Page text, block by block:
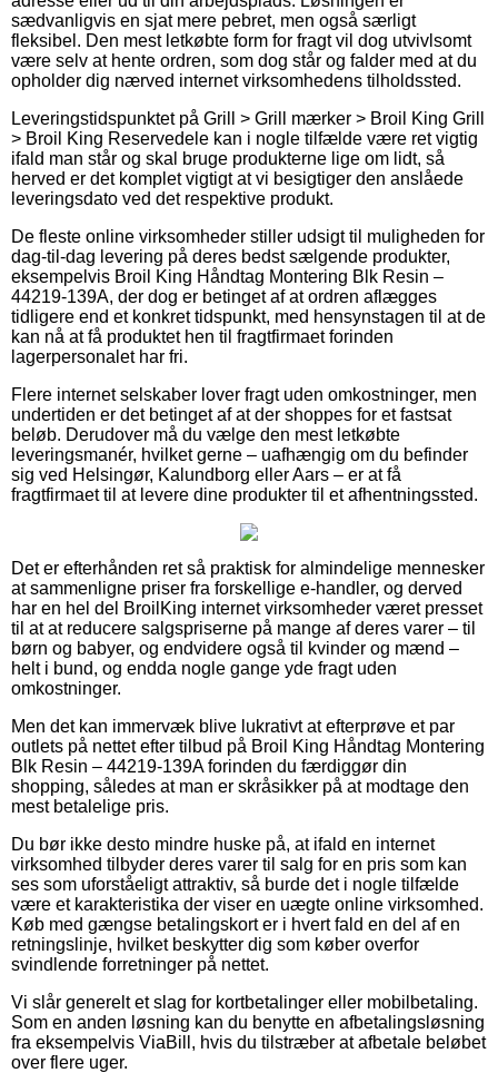
sædvanligvis en sjat mere pebret, men også særligt
fleksibel. Den mest letkøbte form for fragt vil dog utvivlsomt
være selv at hente ordren, som dog står og falder med at du
opholder dig nærved internet virksomhedens tilholdssted.
Leveringstidspunktet på Grill > Grill mærker > Broil King Grill
> Broil King Reservedele kan i nogle tilfælde være ret vigtig
ifald man står og skal bruge produkterne lige om lidt, så
herved er det komplet vigtigt at vi besigtiger den anslåede
leveringsdato ved det respektive produkt.
De fleste online virksomheder stiller udsigt til muligheden for
dag-til-dag levering på deres bedst sælgende produkter,
eksempelvis Broil King Håndtag Montering Blk Resin –
44219-139A, der dog er betinget af at ordren aflægges
tidligere end et konkret tidspunkt, med hensynstagen til at de
kan nå at få produktet hen til fragtfirmaet forinden
lagerpersonalet har fri.
Flere internet selskaber lover fragt uden omkostninger, men
undertiden er det betinget af at der shoppes for et fastsat
beløb. Derudover må du vælge den mest letkøbte
leveringsmanér, hvilket gerne – uafhængig om du befinder
sig ved Helsingør, Kalundborg eller Aars – er at få
fragtfirmaet til at levere dine produkter til et afhentningssted.
Det er efterhånden ret så praktisk for almindelige mennesker
at sammenligne priser fra forskellige e-handler, og derved
har en hel del BroilKing internet virksomheder været presset
til at at reducere salgspriserne på mange af deres varer – til
børn og babyer, og endvidere også til kvinder og mænd –
helt i bund, og endda nogle gange yde fragt uden
omkostninger.
Men det kan immervæk blive lukrativt at efterprøve et par
outlets på nettet efter tilbud på Broil King Håndtag Montering
Blk Resin – 44219-139A forinden du færdiggør din
shopping, således at man er skråsikker på at modtage den
mest betalelige pris.
Du bør ikke desto mindre huske på, at ifald en internet
virksomhed tilbyder deres varer til salg for en pris som kan
ses som uforståeligt attraktiv, så burde det i nogle tilfælde
være et karakteristika der viser en uægte online virksomhed.
Køb med gængse betalingskort er i hvert fald en del af en
retningslinje, hvilket beskytter dig som køber overfor
svindlende forretninger på nettet.
Vi slår generelt et slag for kortbetalinger eller mobilbetaling.
Som en anden løsning kan du benytte en afbetalingsløsning
fra eksempelvis ViaBill, hvis du tilstræber at afbetale beløbet
over flere uger.